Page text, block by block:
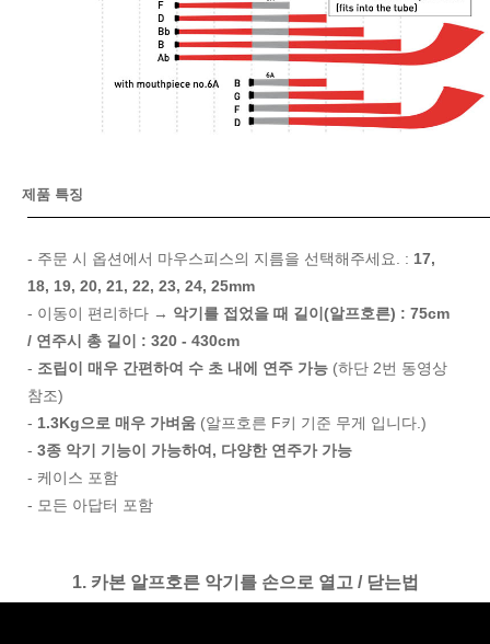
제품 특징
- 주문 시 옵션에서 마우스피스의 지름을 선택해주세요. : 17,
18, 19, 20, 21, 22, 23, 24, 25mm
- 이동이 편리하다 → 악기를 접었을 때 길이(알프호른) : 75cm
/ 연주시 총 길이 : 320 - 430cm
- 조립이 매우 간편하여 수 초 내에 연주 가능 (하단 2번 동영상
참조)
- 1.3Kg으로 매우 가벼움 (알프호른 F키 기준 무게 입니다.)
- 3종 악기 기능이 가능하여, 다양한 연주가 가능
- 케이스 포함
- 모든 아답터 포함
1. 카본 알프호른 악기를 손으로 열고 / 닫는법